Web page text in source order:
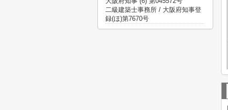
二級建築士事務所 / 大阪府知事登
録(ほ)第7670号